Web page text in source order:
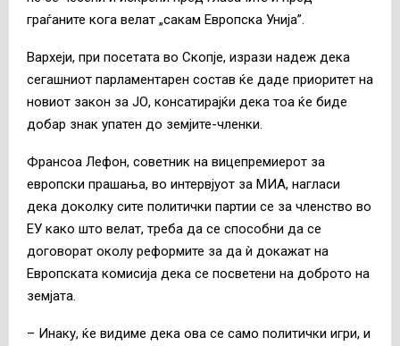
граѓаните кога велат „сакам Европска Унија”.
Вархеји, при посетата во Скопје, изрази надеж дека
сегашниот парламентарен состав ќе даде приоритет на
новиот закон за ЈО, консатирајќи дека тоа ќе биде
добар знак упатен до земјите-членки.
Франсоа Лефон, советник на вицепремиерот за
европски прашања, во интервјуот за МИА, нагласи
дека доколку сите политички партии се за членство во
ЕУ како што велат, треба да се способни да се
договорат околу реформите за да ѝ докажат на
Европската комисија дека се посветени на доброто на
земјата.
– Инаку, ќе видиме дека ова се само политички игри, и